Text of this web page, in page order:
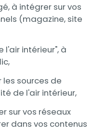
à intégrer sur vos
(magazine, site
l'air intérieur", à
les sources de
de l'air intérieur,
sur vos réseaux
dans vos contenus